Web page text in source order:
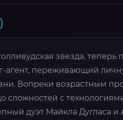
звезда, теперь
агент, переживающий
Вопреки возрастным
сложностей с
дуэт Майкла Дугласа и